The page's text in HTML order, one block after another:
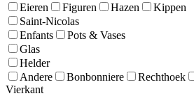
Eieren
Figuren Hazen
Kippen
Saint-Nicolas
Enfants
Pots & Vases
Glas
Helder
Andere
Bonbonniere Rechthoek
Vierkant